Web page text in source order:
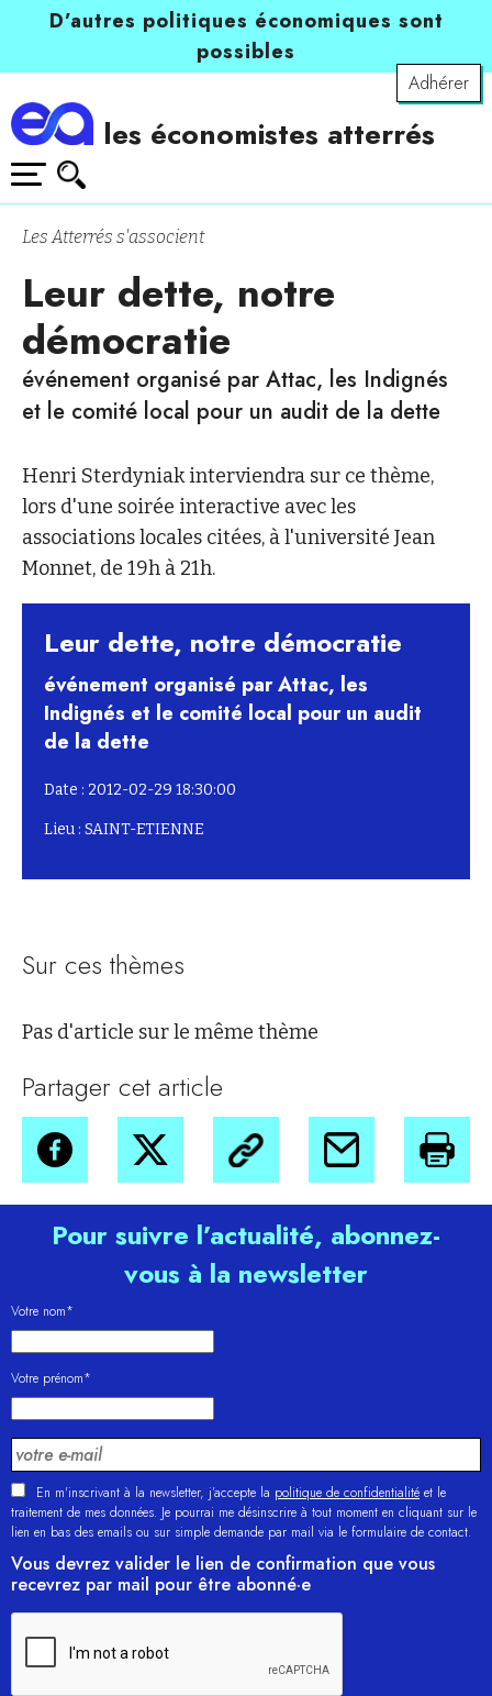
D’autres politiques économiques sont
possibles
Adhérer
les économistes atterrés
Les Atterrés s'associent
Leur dette, notre
démocratie
événement organisé par Attac, les Indignés
et le comité local pour un audit de la dette
Henri Sterdyniak interviendra sur ce thème,
lors d'une soirée interactive avec les
associations locales citées, à l'université Jean
Monnet, de 19h à 21h.
Leur dette, notre démocratie
événement organisé par Attac, les
Indignés et le comité local pour un audit
de la dette
Date : 2012-02-29 18:30:00
Lieu : SAINT-ETIENNE
Sur ces thèmes
Pas d'article sur le même thème
Partager cet article
Pour suivre l’actualité, abonnez-
vous à la newsletter
Votre nom*
Votre prénom*
En m'inscrivant à la newsletter, j’accepte la politique de confidentialité et le
traitement de mes données. Je pourrai me désinscrire à tout moment en cliquant sur le
lien en bas des emails ou sur simple demande par mail via le formulaire de contact.
Vous devrez valider le lien de confirmation que vous
recevrez par mail pour être abonné·e